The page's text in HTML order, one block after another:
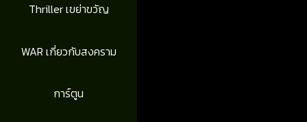
Thriller เขย่าขวัญ
WAR เกี่ยวกับสงคราม
การ์ตูน